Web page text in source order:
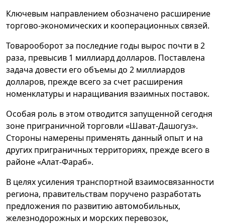
Ключевым направлением обозначено расширение
торгово-экономических и кооперационных связей.
Товарооборот за последние годы вырос почти в 2
раза, превысив 1 миллиард долларов. Поставлена
задача довести его объемы до 2 миллиардов
долларов, прежде всего за счет расширения
номенклатуры и наращивания взаимных поставок.
Особая роль в этом отводится запущенной сегодня
зоне приграничной торговли «Шават-Дашогуз».
Стороны намерены применять данный опыт и на
других приграничных территориях, прежде всего в
районе «Алат-Фараб».
В целях усиления транспортной взаимосвязанности
региона, правительствам поручено разработать
предложения по развитию автомобильных,
железнодорожных и морских перевозок,